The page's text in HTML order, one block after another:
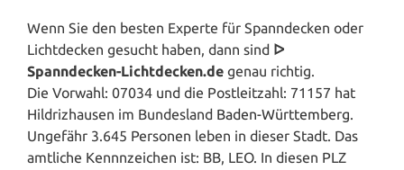
Wenn Sie den besten Experte für Spanndecken oder
Lichtdecken gesucht haben, dann sind ᐅ
Spanndecken-Lichtdecken.de genau richtig.
Die Vorwahl: 07034 und die Postleitzahl: 71157 hat
Hildrizhausen im Bundesland Baden-Württemberg.
Ungefähr 3.645 Personen leben in dieser Stadt. Das
amtliche Kennnzeichen ist: BB, LEO. In diesen PLZ